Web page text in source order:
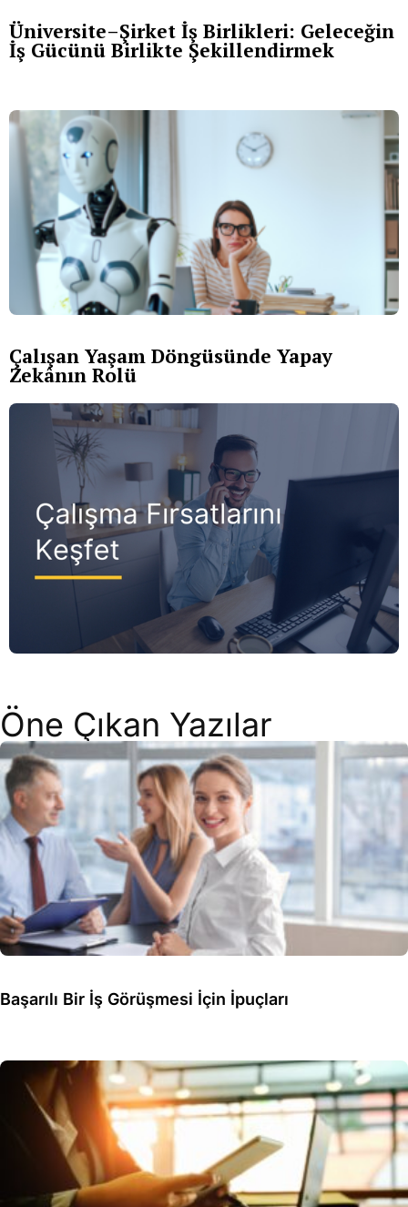
Üniversite–Şirket İş Birlikleri: Geleceğin
İş Gücünü Birlikte Şekillendirmek
Çalışan Yaşam Döngüsünde Yapay
Zekânın Rolü
Öne Çıkan Yazılar
Başarılı Bir İş Görüşmesi İçin İpuçları